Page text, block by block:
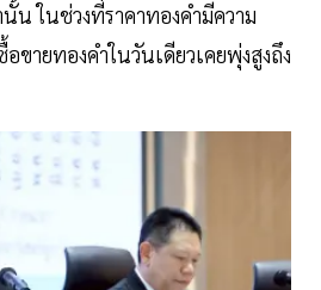
น ในช่วงที่ราคาทองคำมีความ
ายทองคำในวันเดียวเคยพุ่งสูงถึง